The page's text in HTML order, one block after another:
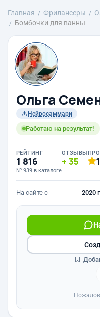
Главная Фрилансеры
Бомбочки для ванны
Ольга
Нейросаммари
Работаю на результат!
РЕЙТИНГ
1 816
№ 939 в каталоге
ОТЗЫВЫ
35
На сайте с 2020